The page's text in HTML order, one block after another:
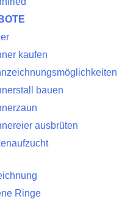
kaufen
bauen
ausbrüten
Ringe